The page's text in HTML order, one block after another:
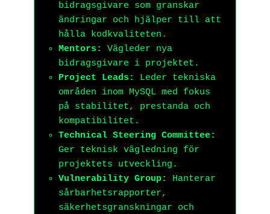
bidragsgivare som granskar
ändringar och hjälper till att
hålla kodkvaliteten.
Mentors:
Vägleder nya
bidragsgivare i projektet.
Project Leads:
Leder tekniska
områden inom MySQL med fokus
på stabilitet, prestanda och
kompatibilitet.
Technical Steering Committee:
Ger teknisk vägledning för
projektets utveckling.
Vulnerability Group:
Hanterar
sårbarhetsrapporter,
säkerhetsgranskningar och